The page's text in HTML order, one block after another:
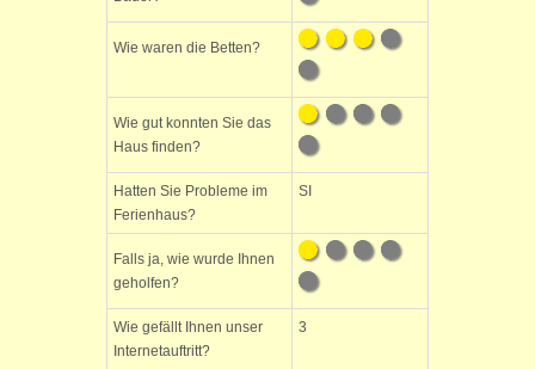
Wie waren die Betten?
Wie gut konnten Sie das
Haus finden?
Hatten Sie Probleme im
Ferienhaus?
SI
Falls ja, wie wurde Ihnen
geholfen?
Wie gefällt Ihnen unser
Internetauftritt?
3